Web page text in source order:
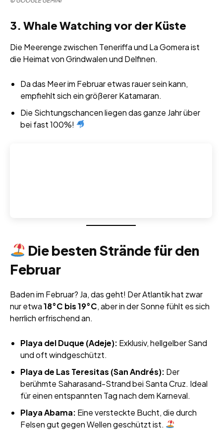
3. Whale Watching vor der Küste
Die Meerenge zwischen Teneriffa und La Gomera ist
die Heimat von Grindwalen und Delfinen.
Da das Meer im Februar etwas rauer sein kann,
empfiehlt sich ein größerer Katamaran.
Die Sichtungschancen liegen das ganze Jahr über
bei fast 100%!
Die besten Strände für den
Februar
Baden im Februar? Ja, das geht! Der Atlantik hat zwar
nur etwa18°C bis 19°C, aber in der Sonne fühlt es sich
herrlich erfrischend an.
Playa del Duque (Adeje): Exklusiv, hellgelber Sand
und oft windgeschützt.
Playa de Las Teresitas (San Andrés): Der
berühmte Saharasand-Strand bei Santa Cruz. Ideal
für einen entspannten Tag nach dem Karneval.
Playa Abama: Eine versteckte Bucht, die durch
Felsen gut gegen Wellen geschützt ist.